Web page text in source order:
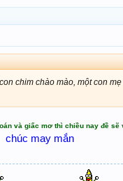
chim chào mào, một con
và giấc mơ thì chiều nay đề sẽ
chúc may mắn